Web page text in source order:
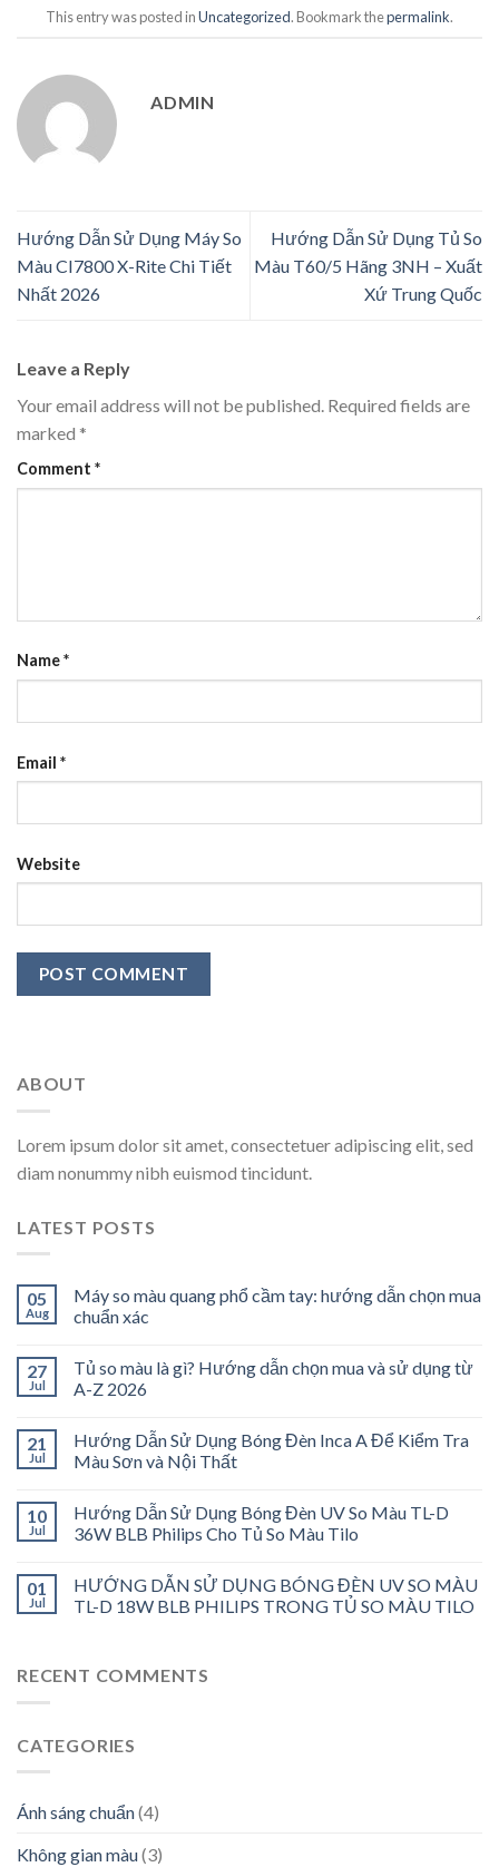
This entry was posted inUncategorized. Bookmark thepermalink.
ADMIN
Hướng Dẫn Sử Dụng Máy So
Màu CI7800 X-Rite Chi Tiết
Nhất 2026
Hướng Dẫn Sử Dụng Tủ So
Màu T60/5 Hãng 3NH – Xuất
Xứ Trung Quốc
Leave a Reply
Your email address will not be published. Required fields are
marked *
Comment *
Name*
Email *
Website
ABOUT
Lorem ipsum dolor sit amet, consectetuer adipiscing elit, sed
diam nonummy nibh euismod tincidunt.
LATEST POSTS
05
Aug
Máy so màu quang phổ cầm tay: hướng dẫn chọn mua
chuẩn xác
27
Jul
Tủ so màu là gì? Hướng dẫn chọn mua và sử dụng từ
A-Z 2026
21
Jul
Hướng Dẫn Sử Dụng Bóng Đèn Inca A Để Kiểm Tra
Màu Sơn và Nội Thất
10
Jul
Hướng Dẫn Sử Dụng Bóng Đèn UV So Màu TL-D
36W BLB Philips Cho Tủ So Màu Tilo
01
Jul
HƯỚNG DẪN SỬ DỤNG BÓNG ĐÈN UV SO MÀU
TL-D 18W BLB PHILIPS TRONG TỦ SO MÀU TILO
RECENT COMMENTS
CATEGORIES
Ánh sáng chuẩn(4)
Không gian màu(3)